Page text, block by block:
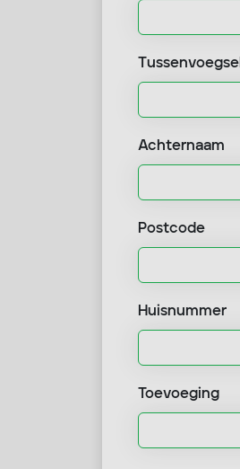
Tussenvoegsel
Achternaam
Postcode
Huisnummer
Toevoeging